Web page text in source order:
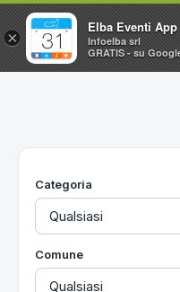
Home
Utilità
Categoria
Comune
×
Elba Eventi App
Infoelba srl
GRATIS - su